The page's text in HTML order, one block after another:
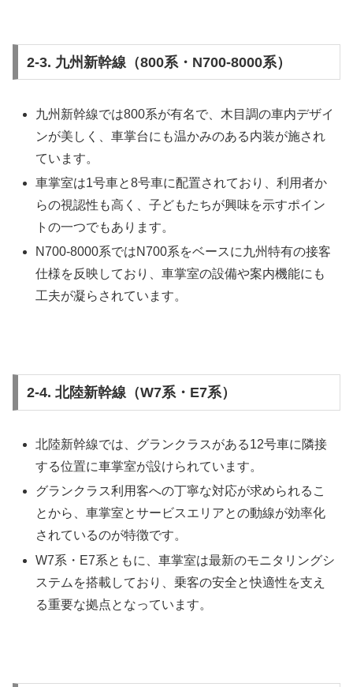
2-3. 九州新幹線（800系・N700-8000系）
九州新幹線では800系が有名で、木目調の車内デザイ
ンが美しく、車掌台にも温かみのある内装が施され
ています。
車掌室は1号車と8号車に配置されており、利用者か
らの視認性も高く、子どもたちが興味を示すポイン
トの一つでもあります。
N700-8000系ではN700系をベースに九州特有の接客
仕様を反映しており、車掌室の設備や案内機能にも
工夫が凝らされています。
2-4. 北陸新幹線（W7系・E7系）
北陸新幹線では、グランクラスがある12号車に隣接
する位置に車掌室が設けられています。
グランクラス利用客への丁寧な対応が求められるこ
とから、車掌室とサービスエリアとの動線が効率化
されているのが特徴です。
W7系・E7系ともに、車掌室は最新のモニタリングシ
ステムを搭載しており、乗客の安全と快適性を支え
る重要な拠点となっています。